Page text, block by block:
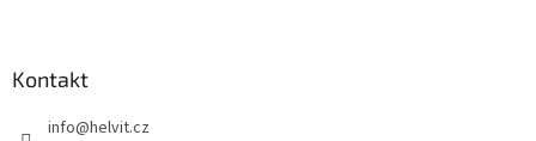
Kontakt
info@helvit.cz